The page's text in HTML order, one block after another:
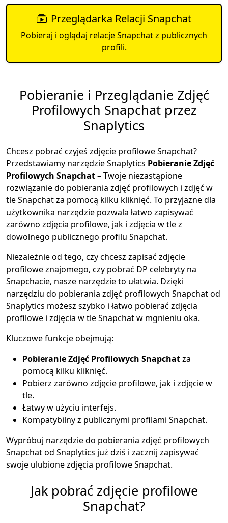
Przeglądarka Relacji Snapchat
Pobieraj i oglądaj relacje Snapchat z publicznych
profili.
Pobieranie i Przeglądanie Zdjęć
Profilowych Snapchat przez
Snaplytics
Chcesz pobrać czyjeś zdjęcie profilowe Snapchat?
Przedstawiamy narzędzie Snaplytics Pobieranie Zdjęć
Profilowych Snapchat– Twoje niezastąpione
rozwiązanie do pobierania zdjęć profilowych i zdjęć w
tle Snapchat za pomocą kilku kliknięć. To przyjazne dla
użytkownika narzędzie pozwala łatwo zapisywać
zarówno zdjęcia profilowe, jak i zdjęcia w tle z
dowolnego publicznego profilu Snapchat.
Niezależnie od tego, czy chcesz zapisać zdjęcie
profilowe znajomego, czy pobrać DP celebryty na
Snapchacie, nasze narzędzie to ułatwia. Dzięki
narzędziu do pobierania zdjęć profilowych Snapchat od
Snaplytics możesz szybko i łatwo pobierać zdjęcia
profilowe i zdjęcia w tle Snapchat w mgnieniu oka.
Kluczowe funkcje obejmują:
Pobieranie Zdjęć Profilowych Snapchatza
pomocą kilku kliknięć.
Pobierz zarówno zdjęcie profilowe, jak i zdjęcie w
tle.
Łatwy w użyciu interfejs.
Kompatybilny z publicznymi profilami Snapchat.
Wypróbuj narzędzie do pobierania zdjęć profilowych
Snapchat od Snaplytics już dziś i zacznij zapisywać
swoje ulubione zdjęcia profilowe Snapchat.
Jak pobrać zdjęcie profilowe
Snapchat?